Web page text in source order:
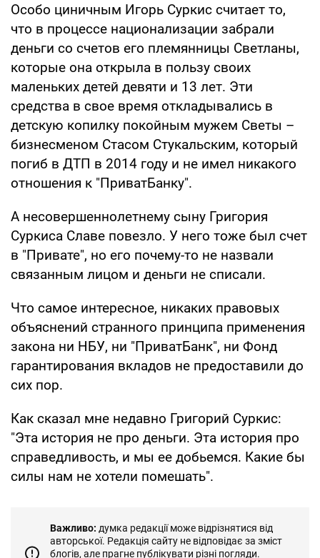
Особо циничным Игорь Суркис считает то,
что в процессе национализации забрали
деньги со счетов его племянницы Светланы,
которые она открыла в пользу своих
маленьких детей девяти и 13 лет. Эти
средства в свое время откладывались в
детскую копилку покойным мужем Светы –
бизнесменом Стасом Стукальским, который
погиб в ДТП в 2014 году и не имел никакого
отношения к "ПриватБанку".
А несовершеннолетнему сыну Григория
Суркиса Славе повезло. У него тоже был счет
в "Привате", но его почему-то не назвали
связанным лицом и деньги не списали.
Что самое интересное, никаких правовых
объяснений странного принципа применения
закона ни НБУ, ни "ПриватБанк", ни Фонд
гарантирования вкладов не предоставили до
сих пор.
Как сказал мне недавно Григорий Суркис:
"Эта история не про деньги. Эта история про
справедливость, и мы ее добьемся. Какие бы
силы нам не хотели помешать".
Важливо: думка редакції може відрізнятися від
авторської. Редакція сайту не відповідає за зміст
блогів, але прагне публікувати різні погляди.